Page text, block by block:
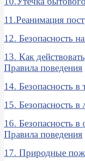
11.Реанимация
12. Безопасность
13. Как
Правила поведения
14. Безопасность в
15. Безопасность
16. Безопасность в
Правила поведения
17. Природные